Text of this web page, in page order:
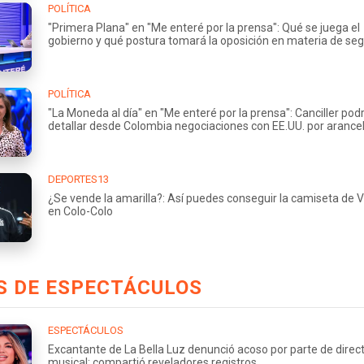
POLÍTICA
"Primera Plana" en "Me enteré por la prensa": Qué se juega el
gobierno y qué postura tomará la oposición en materia de
POLÍTICA
"La Moneda al día" en "Me enteré por la prensa": Canciller
detallar desde Colombia negociaciones con EE.UU. por
DEPORTES13
¿Se vende la amarilla?: Así puedes conseguir la camiseta de
en Colo-Colo
DE ESPECTÁCULOS
ESPECTÁCULOS
Excantante de La Bella Luz denunció acoso por parte de